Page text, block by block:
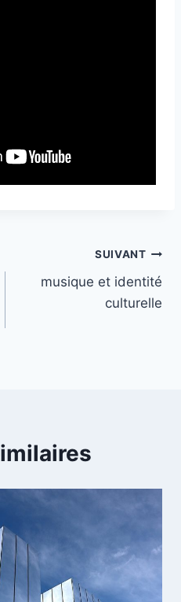
SUIVANT
musique et identité
culturelle